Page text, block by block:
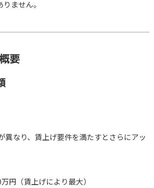
ません。
要
異なり、賃上げ要件を満たすとさらにアッ
円（賃上げにより最大）